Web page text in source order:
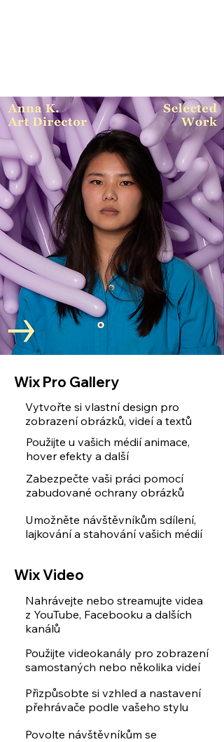
Wix Pro Gallery
Vytvořte si vlastní design pro
zobrazení obrázků, videí a textů
Použijte u vašich médií animace,
hover efekty a další
Zabezpečte vaši práci pomocí
zabudované ochrany obrázků
Umožněte návštěvníkům sdílení,
lajkování a stahování vašich médií
Wix Video
Nahrávejte nebo streamujte videa
z YouTube, Facebooku a dalších
kanálů
Použijte videokanály pro zobrazení
samostaných nebo několika videí
Přizpůsobte si vzhled a nastavení
přehrávače podle vašeho stylu
Povolte návštěvníkům se